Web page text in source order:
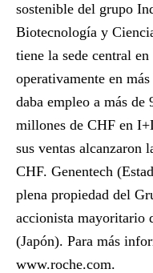
sostenible del grupo
Biotecnología y
tiene la sede central
operativamente en
daba empleo a más
millones de CHF en
sus ventas alcanzaron
CHF. Genentech
plena propiedad del
accionista mayoritario
(Japón). Para más
www.roche.com.